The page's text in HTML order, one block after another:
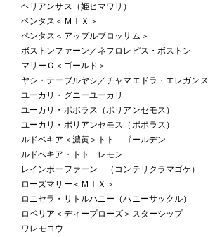
ヘリアンサス（姫ヒマワリ）
ペンタス＜ＭＩＸ＞
ペンタス＜アップルブロッサム＞
ボストンファーン／ネフロレピス・ボストン
マリーＧ＜ゴールド＞
ヤシ・テーブルヤシ／チャマエドラ・エレガンス
ユーカリ・グニーユーカリ
ユーカリ・ポポラス（ポリアンセモス）
ユーカリ・ポリアンセモス（ポポラス）
ルドベキア＜濃黄＞トト ゴールデン
ルドベキア・トト レモン
レインボーファーン （コンテリクラマゴケ）
ローズマリー＜ＭＩＸ＞
ロニセラ・リトルハニー（ハニーサックル）
ロベリア＜ディープローズ＞スターシップ
ワレモコウ